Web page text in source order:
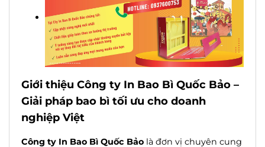
Giới thiệu Công ty In Bao Bì Quốc Bảo –
Giải pháp bao bì tối ưu cho doanh
nghiệp Việt
Công ty In Bao Bì Quốc Bảo là đơn vị chuyên cung